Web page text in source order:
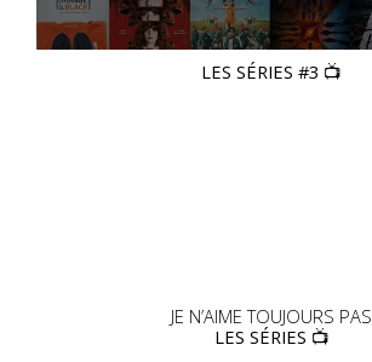
LES SÉRIES #3 📺
JE N’AIME TOUJOURS PAS
LES SÉRIES 📺